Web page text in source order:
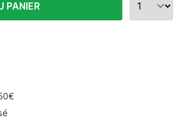
PANIER